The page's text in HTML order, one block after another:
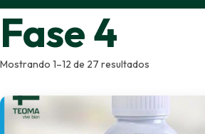
Fase 4
Mostrando 1–12 de 27 resultados